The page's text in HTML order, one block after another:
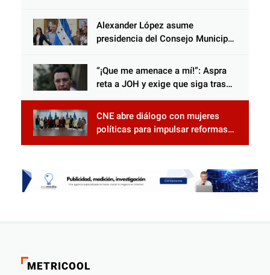
Alexander López asume
presidencia del Consejo Municipal
Censo Nacional 2026
“¡Que me amenace a mí!”: Aspra
reta a JOH y exige que siga tras
CNE abre diálogo con mujeres
políticas para impulsar reformas
electorales
METRICOOL